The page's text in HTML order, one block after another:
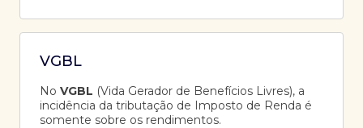
VGBL
No VGBL (Vida Gerador de Benefícios Livres), a
incidência da tributação de Imposto de Renda é
somente sobre os rendimentos.